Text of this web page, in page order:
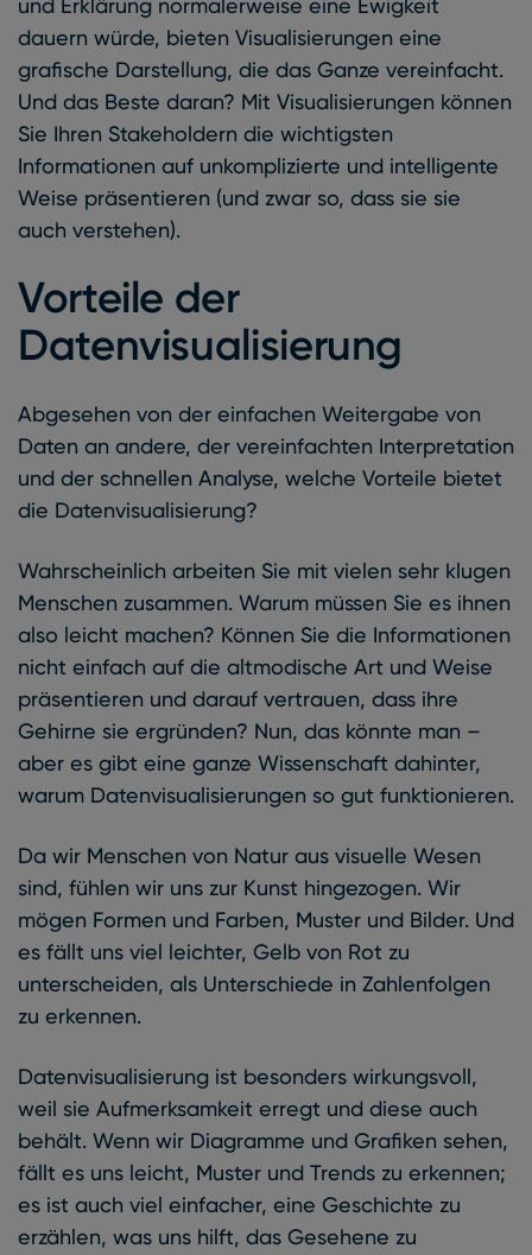
und Erklärung normalerweise eine Ewigkeit
dauern würde, bieten Visualisierungen eine
grafische Darstellung, die das Ganze vereinfacht.
Und das Beste daran? Mit Visualisierungen können
Sie Ihren Stakeholdern die wichtigsten
Informationen auf unkomplizierte und intelligente
Weise präsentieren (und zwar so, dass sie sie
auch verstehen).
Vorteile der
Datenvisualisierung
Abgesehen von der einfachen Weitergabe von
Daten an andere, der vereinfachten Interpretation
und der schnellen Analyse, welche Vorteile bietet
die Datenvisualisierung?
Wahrscheinlich arbeiten Sie mit vielen sehr klugen
Menschen zusammen. Warum müssen Sie es ihnen
also leicht machen? Können Sie die Informationen
nicht einfach auf die altmodische Art und Weise
präsentieren und darauf vertrauen, dass ihre
Gehirne sie ergründen? Nun, das könnte man –
aber es gibt eine ganze Wissenschaft dahinter,
warum Datenvisualisierungen so gut funktionieren.
Da wir Menschen von Natur aus visuelle Wesen
sind, fühlen wir uns zur Kunst hingezogen. Wir
mögen Formen und Farben, Muster und Bilder. Und
es fällt uns viel leichter, Gelb von Rot zu
unterscheiden, als Unterschiede in Zahlenfolgen
zu erkennen.
Datenvisualisierung ist besonders wirkungsvoll,
weil sie Aufmerksamkeit erregt und diese auch
behält. Wenn wir Diagramme und Grafiken sehen,
fällt es uns leicht, Muster und Trends zu erkennen;
es ist auch viel einfacher, eine Geschichte zu
erzählen, was uns hilft, das Gesehene zu